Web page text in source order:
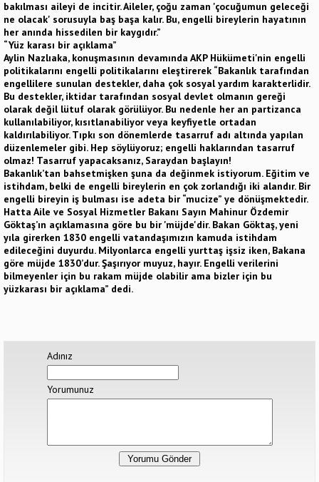
bakılması aileyi de incitir. Aileler, çoğu zaman 'çocuğumun geleceği
ne olacak' sorusuyla baş başa kalır. Bu, engelli bireylerin hayatının
her anında hissedilen bir kaygıdır.”
“Yüz karası bir açıklama”
Aylin Nazlıaka, konuşmasının devamında AKP Hükümeti'nin engelli
politikalarını engelli politikalarını eleştirerek “Bakanlık tarafından
engellilere sunulan destekler, daha çok sosyal yardım karakterlidir.
Bu destekler, iktidar tarafından sosyal devlet olmanın gereği
olarak değil lütuf olarak görülüyor. Bu nedenle her an partizanca
kullanılabiliyor, kısıtlanabiliyor veya keyfiyetle ortadan
kaldırılabiliyor. Tıpkı son dönemlerde tasarruf adı altında yapılan
düzenlemeler gibi. Hep söylüyoruz; engelli haklarından tasarruf
olmaz! Tasarruf yapacaksanız, Saraydan başlayın!
Bakanlık’tan bahsetmişken şuna da değinmek istiyorum. Eğitim ve
istihdam, belki de engelli bireylerin en çok zorlandığı iki alandır. Bir
engelli bireyin iş bulması ise adeta bir “mucize” ye dönüşmektedir.
Hatta Aile ve Sosyal Hizmetler Bakanı Sayın Mahinur Özdemir
Göktaş’ın açıklamasına göre bu bir 'müjde'dir. Bakan Göktaş, yeni
yıla girerken 1830 engelli vatandaşımızın kamuda istihdam
edileceğini duyurdu. Milyonlarca engelli yurttaş işsiz iken, Bakana
göre müjde 1830’dur. Şaşırıyor muyuz, hayır. Engelli verilerini
bilmeyenler için bu rakam müjde olabilir ama bizler için bu
yüzkarası bir açıklama” dedi.
Adınız
Yorumunuz